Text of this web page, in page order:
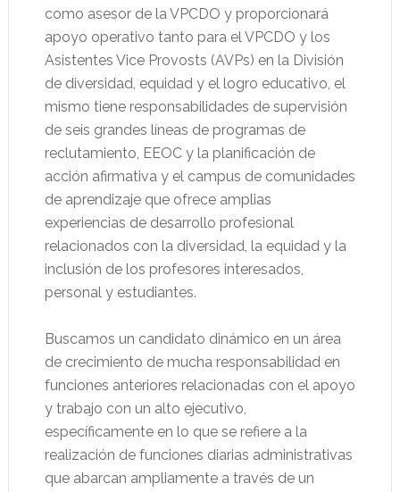
como asesor de la VPCDO y proporcionará
apoyo operativo tanto para el VPCDO y los
Asistentes Vice Provosts (AVPs) en la División
de diversidad, equidad y el logro educativo, el
mismo tiene responsabilidades de supervisión
de seis grandes líneas de programas de
reclutamiento, EEOC y la planificación de
acción afirmativa y el campus de comunidades
de aprendizaje que ofrece amplias
experiencias de desarrollo profesional
relacionados con la diversidad, la equidad y la
inclusión de los profesores interesados,
personal y estudiantes.
Buscamos un candidato dinámico en un área
de crecimiento de mucha responsabilidad en
funciones anteriores relacionadas con el apoyo
y trabajo con un alto ejecutivo,
específicamente en lo que se refiere a la
realización de funciones diarias administrativas
que abarcan ampliamente a través de un